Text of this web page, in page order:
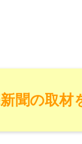
聞の取材